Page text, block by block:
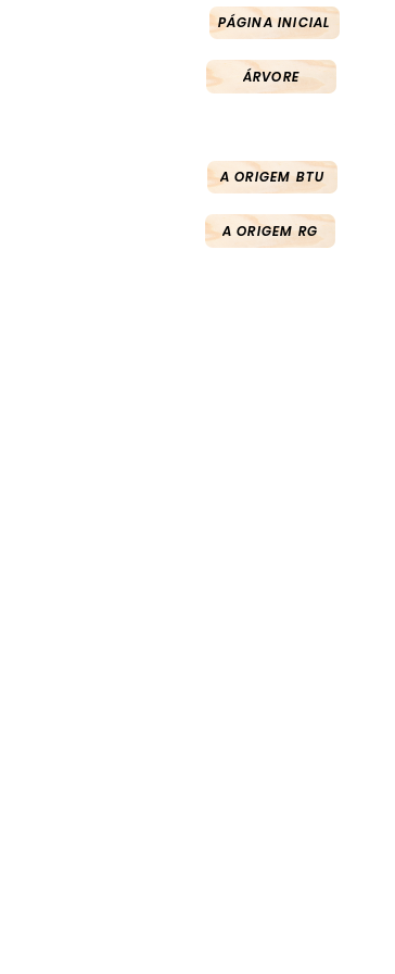
PÁGINA INICIAL
ÁRVORE
A ORIGEM BTU
A ORIGEM RG